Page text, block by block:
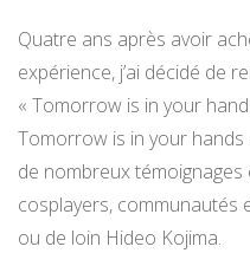
Quatre ans après avoir
expérience, j’ai décidé de
« Tomorrow is in your
Tomorrow is in your
de nombreux témoignages
cosplayers, communautés
ou de loin Hideo Kojima.